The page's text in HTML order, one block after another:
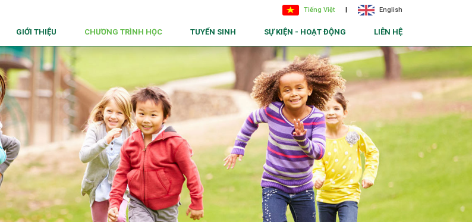
Tiếng Việt | English
GIỚI THIỆU
Giới Thiệu
Sứ Mệnh
Tầm Nhìn
CHƯƠNG TRÌNH HỌC
Phương Pháp Montessori
Dọn Dẹp
Nấu Ăn
Làm Gốm
Mỹ Thuật
Back2Nature
TUYỂN SINH SỰ KIỆN - HOẠT ĐỘNG LIÊN HỆ